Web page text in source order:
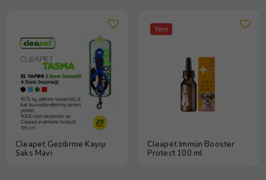
Cleapet Gezdirme Kayışı
Saks Mavi
Yeni
Cleapet İmmün Booster
Protect 100 ml